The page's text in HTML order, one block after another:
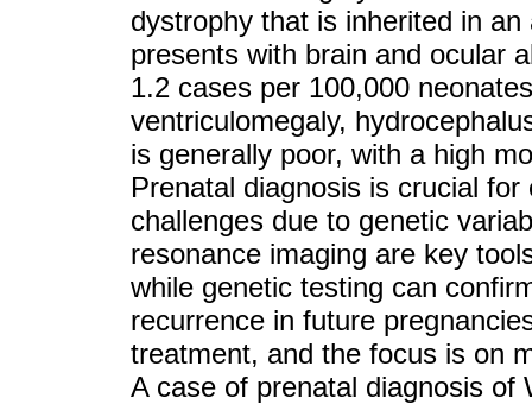
dystrophy that is inherited in
presents with brain and ocular
1.2 cases per 100,000
ventriculomegaly,
is generally poor, with a high
Prenatal diagnosis is crucial
challenges due to genetic
resonance imaging are key
while genetic testing can
recurrence in future
treatment, and the focus is on
A case of prenatal diagnosis of